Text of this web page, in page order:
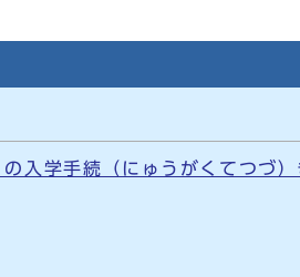
入学手続（にゅうがくてつづ）